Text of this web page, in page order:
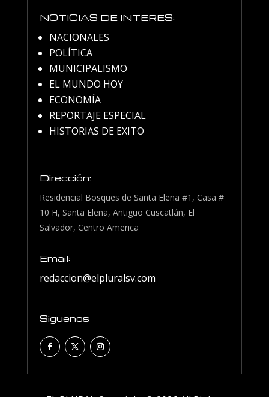
NOTICIAS DE INTERES:
NACIONALES
POLÍTICA
MUNICIPALISMO
EL MUNDO HOY
ECONOMÍA
REPORTAJE ESPECIAL
HISTORIAS DE EXITO
Dirección:
Residencial Bosques de Santa Elena #1, Casa #
10 H, Santa Elena, Antiguo Cuscatlán, El
Salvador, Centro America
Email:
redaccion@elpluralsv.com
Siguenos